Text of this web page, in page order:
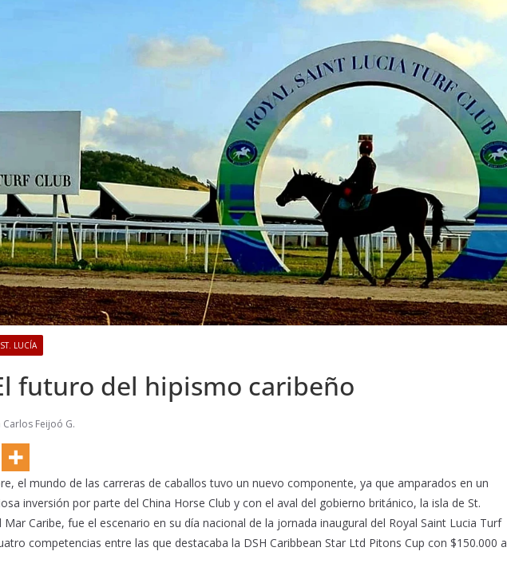
ST. LUCÍA
futuro del hipismo caribeño
Carlos Feijoó G.
el mundo de las carreras de caballos tuvo un nuevo componente, ya que amparados en un
inversión por parte del China Horse Club y con el aval del gobierno británico, la isla de St.
Mar Caribe, fue el escenario en su día nacional de la jornada inaugural del Royal Saint Lucia Turf
competencias entre las que destacaba la DSH Caribbean Star Ltd Pitons Cup con $150.000 a